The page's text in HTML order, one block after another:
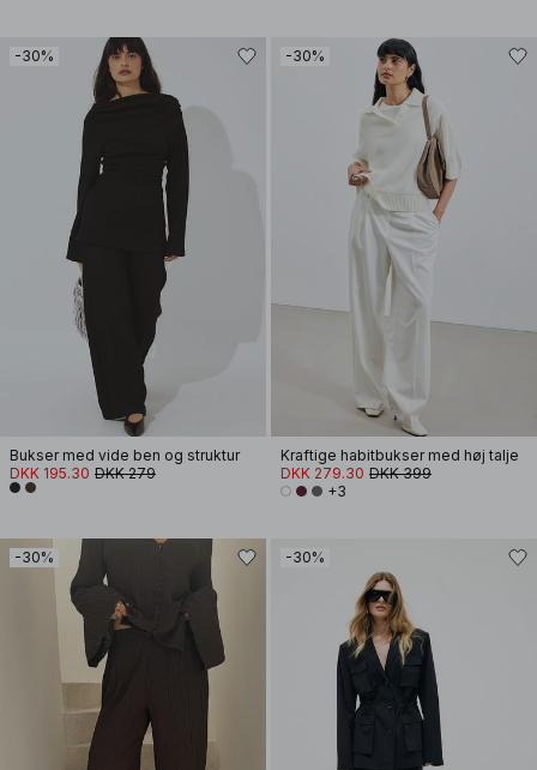
-30%
Bukser med vide ben og struktur
DKK 195.30 DKK 279
-30%
Kraftige habitbukser med høj talje
DKK 279.30 DKK 399
+3
-30% -30%